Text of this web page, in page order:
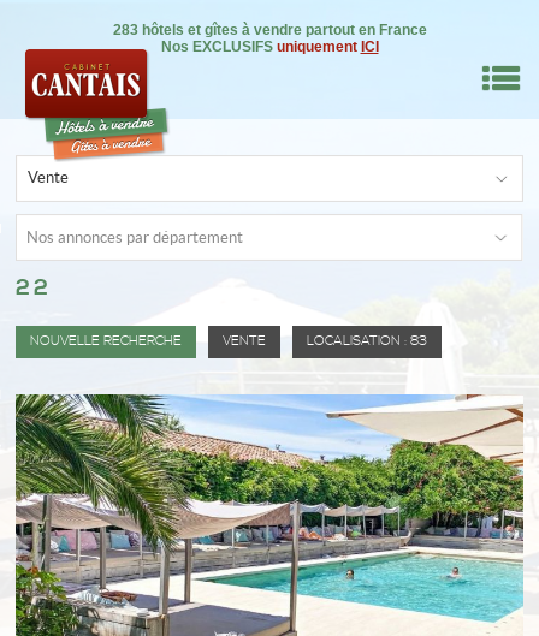
283 hôtels et gîtes à vendre partout en France
Nos EXCLUSIFS uniquement ICI
BIEN
0
Vente
Nos annonces par département
22
NOUVELLE RECHERCHE VENTE LOCALISATION : 83